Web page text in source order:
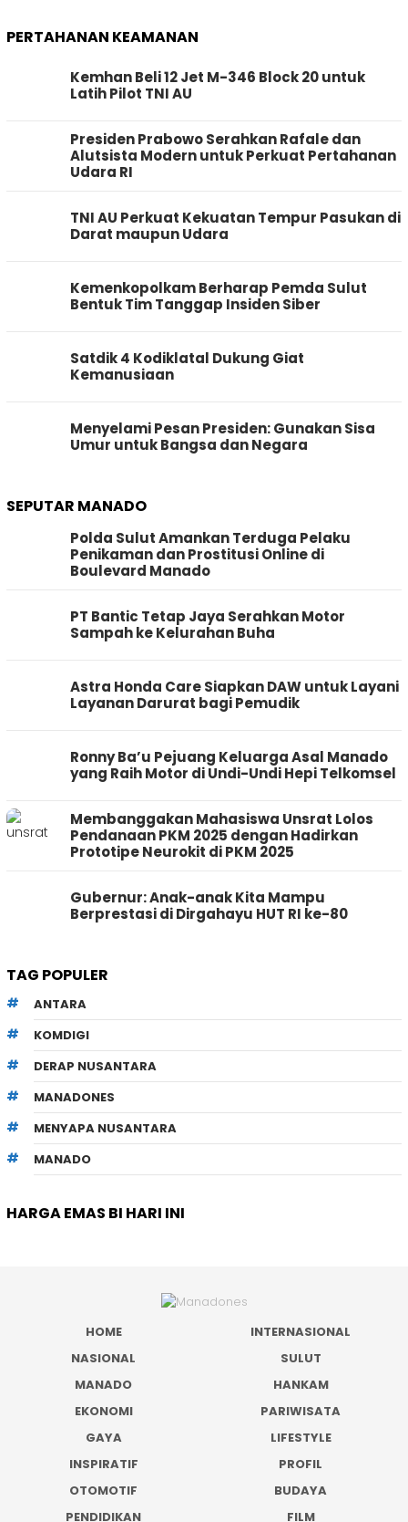
PERTAHANAN KEAMANAN
Kemhan Beli 12 Jet M-346 Block 20 untuk
Latih Pilot TNI AU
Presiden Prabowo Serahkan Rafale dan
Alutsista Modern untuk Perkuat Pertahanan
Udara RI
TNI AU Perkuat Kekuatan Tempur Pasukan di
Darat maupun Udara
Kemenkopolkam Berharap Pemda Sulut
Bentuk Tim Tanggap Insiden Siber
Satdik 4 Kodiklatal Dukung Giat
Kemanusiaan
Menyelami Pesan Presiden: Gunakan Sisa
Umur untuk Bangsa dan Negara
SEPUTAR MANADO
Polda Sulut Amankan Terduga Pelaku
Penikaman dan Prostitusi Online di
Boulevard Manado
PT Bantic Tetap Jaya Serahkan Motor
Sampah ke Kelurahan Buha
Astra Honda Care Siapkan DAW untuk Layani
Layanan Darurat bagi Pemudik
Ronny Ba’u Pejuang Keluarga Asal Manado
yang Raih Motor di Undi-Undi Hepi Telkomsel
Membanggakan Mahasiswa Unsrat Lolos
Pendanaan PKM 2025 dengan Hadirkan
Prototipe Neurokit di PKM 2025
Gubernur: Anak-anak Kita Mampu
Berprestasi di Dirgahayu HUT RI ke-80
TAG POPULER
ANTARA
KOMDIGI
DERAP NUSANTARA
MANADONES
MENYAPA NUSANTARA
MANADO
HARGA EMAS BI HARI INI
HOME
INTERNASIONAL
NASIONAL
SULUT
MANADO
HANKAM
EKONOMI
PARIWISATA
GAYA
LIFESTYLE
INSPIRATIF
PROFIL
OTOMOTIF
BUDAYA
PENDIDIKAN
FILM